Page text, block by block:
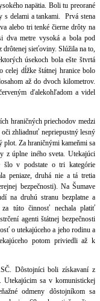
napätia. Boli tu preorané
s delami a tankami. Prvá stena
alebo tri tenké čierne drôty na
dva metre vysoká a bola pod
drôtenej sieťoviny. Slúžila na to,
úsekoch bola ešte štvrtá
celej dĺžke štátnej hranice bolo
až do dvoch kilometrov.
ďalekohľadom a videl
hraničných priechodov medzi
zhliadnuť nepriepustný lesný
plot. Za hraničnými kameňmi sa
z úplne iného sveta. Utekajúci
šlo v podstate o tri kategórie
peniaze, druhá nie a tá tretia
bezpečnosti). Na Šumave
na druhú stranu bezplatne a
túto činnosť nechala platiť
agenti štátnej bezpečnosti
o utekajúceho a jeho rodinu a
potom priviedli až k
Dôstojníci boli získavaní z
Utekajúcim sa v komunistickej
odmeny dôstojníkom sa